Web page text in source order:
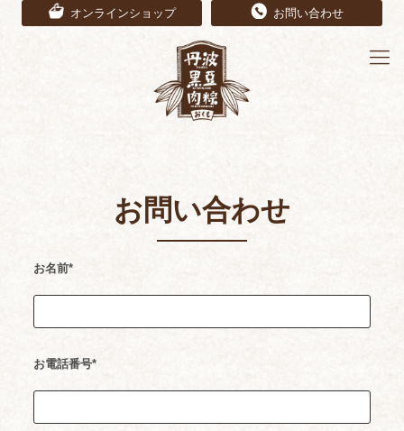
オンラインショップ お問い合わせ
お問い合わせ
お名前*
お電話番号*